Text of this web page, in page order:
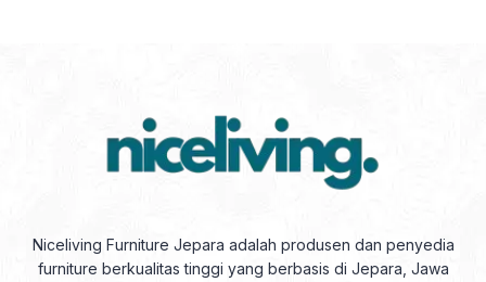
Niceliving Furniture Jepara adalah produsen dan penyedia
furniture berkualitas tinggi yang berbasis di Jepara, Jawa